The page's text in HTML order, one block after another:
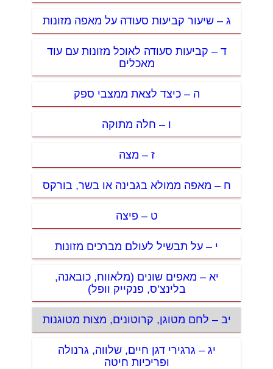
ג – שיעור קביעות סעודה על מאפה מזונות
ד – קביעות סעודה לאוכל מזונות עם עוד
מאכלים
ה – כיצד לצאת ממצבי ספק
ו – חלה מתוקה
ז – מצה
ח – מאפה ממולא בגבינה או בשר, בורקס
ט – פיצה
י – על תבשיל לעולם מברכים מזונות
יא – מאפים שונים (מלאווח, כובאנה,
בלינצ’ס, פנקייק וופל)
יב – לחם מטוגן, קרוטונים, מצות מטוגנות
יג – גרגירי דגן חיים, שלווה, גרנולה
ופריכיות חיטה